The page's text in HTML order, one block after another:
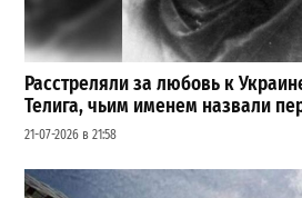
Расстреляли за любовь к
Телига, чьим именем назвали
21-07-2026 в 21:58